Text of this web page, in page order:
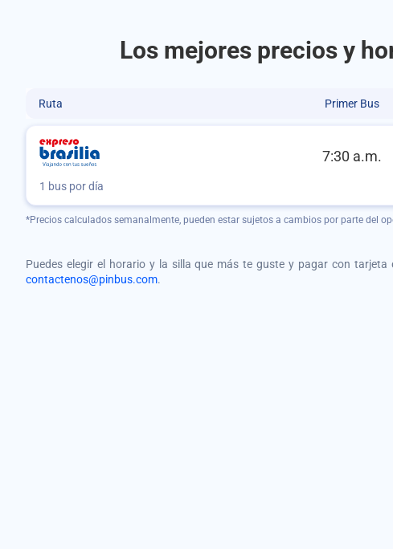
Los mejores precios y
Ruta Primer Bus
7:30 a.m.
1 bus por día
*Precios calculados semanalmente, pueden estar sujetos a cambios por parte del
Puedes elegir el horario y la silla que más te guste y pagar con
contactenos@pinbus.com.